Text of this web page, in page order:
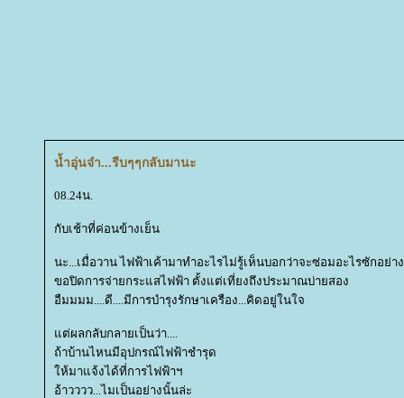
น้ำอุ่นจ๋า...รีบๆๆกลับมานะ
08.24น.
กับเช้าที่ค่อนข้างเย็น
นะ...เมื่อวาน ไฟฟ้าเค้ามาทำอะไรไม่รู้เห็นบอกว่าจะซ่อมอะไรซักอย่าง
ขอปิดการจ่ายกระแสไฟฟ้า ตั้งแต่เที่ยงถึงประมาณบ่ายสอง
อืมมมม....ดี....มีการบำรุงรักษาเครือง...คิดอยู่ในใจ
ต่ผลกลับกลายเป็นว่า....
ถ้าบ้านไหนมีอุปกรณ์ไฟฟ้าชำรุด
ห้มาแจ้งได้ที่การไฟฟ้าฯ
อ้าวววว...ไมเป็นอย่างนั้นล่ะ